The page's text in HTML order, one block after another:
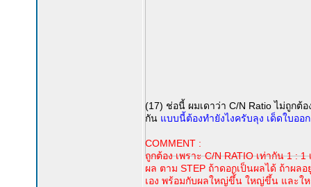
(17) ช่อนี้ ผมเดาว่า C/N Ratio ไม่ถูก
กัน แบบนี้ต้องทำยังไงครับลุง เด็ดใบออ
COMMENT :
ถูกต้อง เพราะ C/N RATIO เท่ากัน 1 :
ผล ตาม STEP ถ้าดอกเป็นผลได้ ถ้าผล
เอง พร้อมกับผลใหญ่ขึ้ัน ใหญ่ขึ้น และใ